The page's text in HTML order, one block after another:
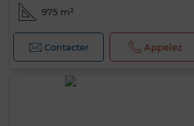
975 m²
Contacter Appelez